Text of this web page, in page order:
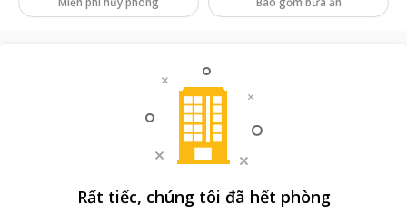
Rất tiếc, chúng tôi đã hết phòng